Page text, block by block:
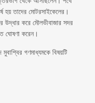
হয় তাদের মোটরসাইকেলের।
করে মৌলভীবাজার সদর
ঘোষণা করেন।
গণমাধ্যমকে বিষয়টি